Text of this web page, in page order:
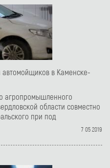
автомойщиков в Каменске-
агропромышленного
области совместно
при под
7 05 2019